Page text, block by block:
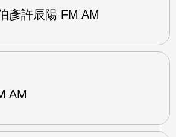
彥許辰陽 FM AM
AM